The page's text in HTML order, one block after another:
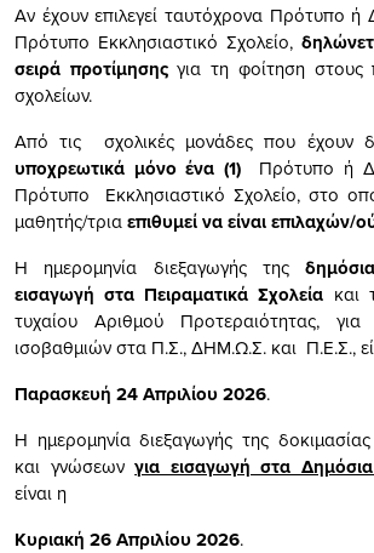
Αν έχουν επιλεγεί ταυτόχρονα Πρότυπο ή
Πρότυπο Εκκλησιαστικό Σχολείο,
σειρά προτίμησηςγια τη φοίτηση
σχολείων.
Από τις σχολικές μονάδες που έχουν
υποχρεωτικά μόνο ένα (1)
Πρότυπο ή
Πρότυπο Εκκλησιαστικό Σχολείο, στο
μαθητής/τριαεπιθυμεί να είναι επιλαχών/
Η ημερομηνία διεξαγωγής της
εισαγωγή στα Πειραματικά Σχολεία και
τυχαίου Αριθμού Προτεραιότητας,
ισοβαθμιών στα Π.Σ., ΔΗΜ.Ω.Σ. και Π.Ε.Σ.,
Παρασκευή 24 Απριλίου 2026.
Η ημερομηνία διεξαγωγής της
και γνώσεων για εισαγωγή στα
είναι η
Κυριακή 26 Απριλίου 2026.